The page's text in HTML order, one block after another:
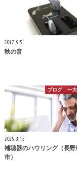
2017.9.5
秋の音
ブログ 〜大
2025.3.15
補聴器のハウリング（長
市）